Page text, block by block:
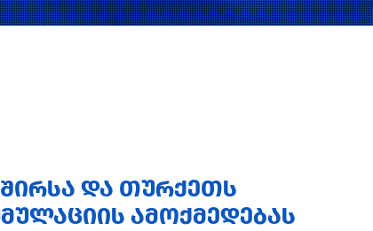
ᲓᲐ ᲗᲣᲠᲥᲔᲗᲡ
ᲐᲛᲝᲥᲛᲔᲓᲔᲑᲐᲡ